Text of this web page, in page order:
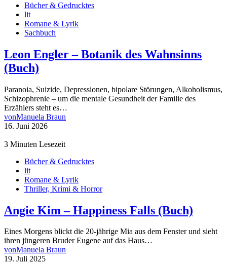
Bücher & Gedrucktes
lit
Romane & Lyrik
Sachbuch
Leon Engler – Botanik des Wahnsinns
(Buch)
Paranoia, Suizide, Depressionen, bipolare Störungen, Alkoholismus,
Schizophrenie – um die mentale Gesundheit der Familie des
Erzählers steht es…
vonManuela Braun
16. Juni 2026
3 Minuten Lesezeit
Bücher & Gedrucktes
lit
Romane & Lyrik
Thriller, Krimi & Horror
Angie Kim – Happiness Falls (Buch)
Eines Morgens blickt die 20-jährige Mia aus dem Fenster und sieht
ihren jüngeren Bruder Eugene auf das Haus…
vonManuela Braun
19. Juli 2025